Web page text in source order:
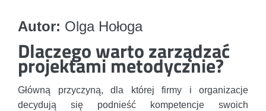
Autor: Olga Hołoga
Dlaczego warto zarządzać
projektami metodycznie?
Główną przyczyną, dla której firmy i organizacje
decydują się podnieść kompetencje swoich